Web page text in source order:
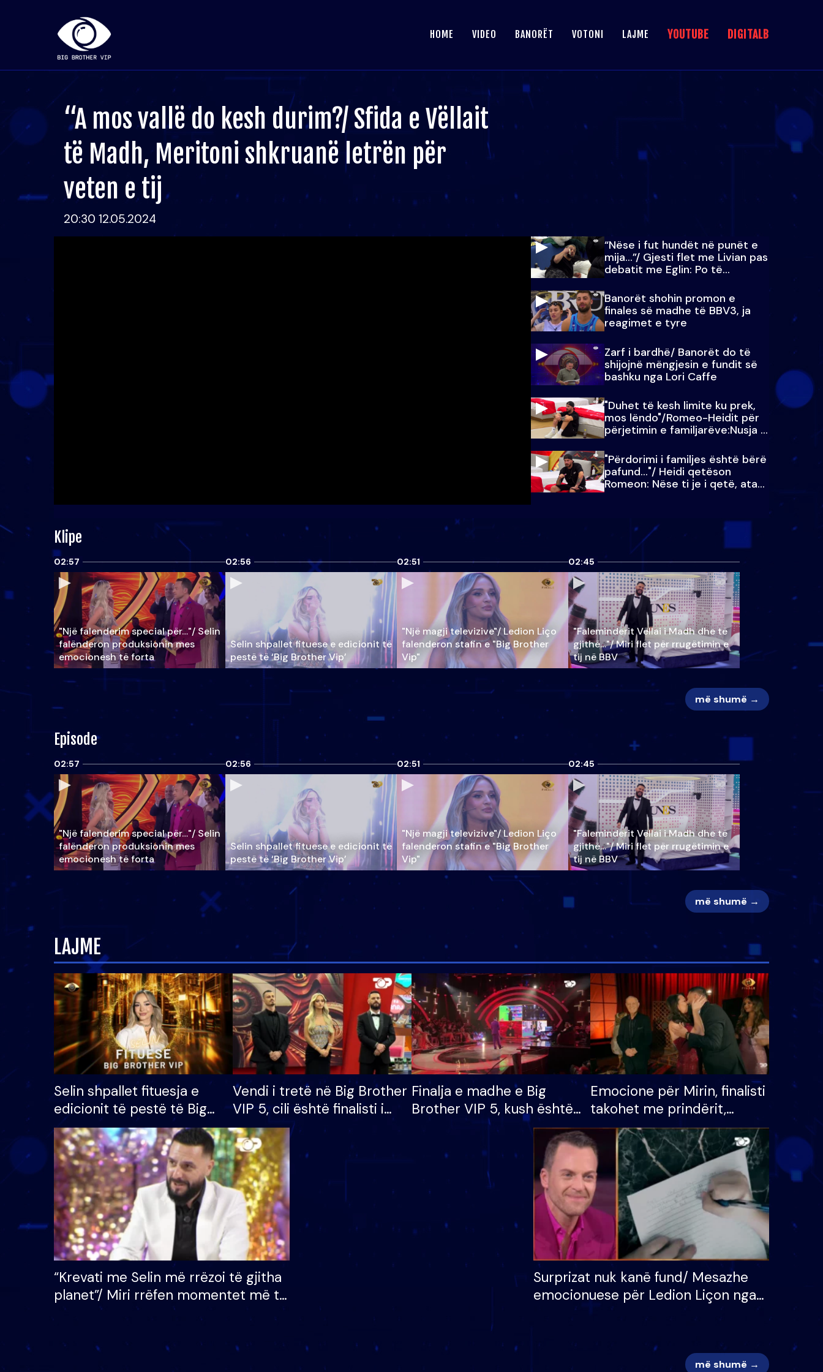
HOME VIDEO BANORËT VOTONI LAJME YOUTUBE DIGITALB
“A mos vallë do kesh durim?/ Sfida e Vëllait
të Madh, Meritoni shkruanë letrën për
veten e tij
20:30 12.05.2024
“Nëse i fut hundët në punët e
mija…”/ Gjesti flet me Livian pas
debatit me Eglin: Po të
paralajmëroj
Banorët shohin promon e
finales së madhe të BBV3, ja
reagimet e tyre
Zarf i bardhë/ Banorët do të
shijojnë mëngjesin e fundit së
bashku nga Lori Caffe
"Duhet të kesh limite ku prek,
mos lëndo"/Romeo-Heidit për
përjetimin e familjarëve:Nusja e
Julit…
"Përdorimi i familjes është bërë
pafund…"/ Heidi qetëson
Romeon: Nëse ti je i qetë, ata
qetësohen
Klipe
02:57
"Një falenderim special për…"/ Selin
falënderon produksionin mes
emocionesh të forta
02:56
Selin shpallet fituese e edicionit të
pestë të ‘Big Brother Vip’
02:51
"Një magji televizive"/ Ledion Liço
falenderon stafin e "Big Brother
Vip"
02:45
"Faleminderit Vëllai i Madh dhe të
gjithë…"/ Miri flet për rrugëtimin e
tij në BBV
më shumë →
Episode
02:57
"Një falenderim special për…"/ Selin
falënderon produksionin mes
emocionesh të forta
02:56
Selin shpallet fituese e edicionit të
pestë të ‘Big Brother Vip’
02:51
"Një magji televizive"/ Ledion Liço
falenderon stafin e "Big Brother
Vip"
02:45
"Faleminderit Vëllai i Madh dhe të
gjithë…"/ Miri flet për rrugëtimin e
tij në BBV
më shumë →
LAJME
Selin shpallet fituesja e
edicionit të pestë të Big
Brother VIP, rrëmben
çmimin e madh prej 100
mijë eurosh
Vendi i tretë në Big Brother
VIP 5, cili është finalisti i
radhës që lë shtëpinë
Finalja e madhe e Big
Brother VIP 5, kush është
banori i parë që lë shtëpinë
dhe humb mundësinë për
të fituar çmimin e madh
Emocione për Mirin, finalisti
takohet me prindërit,
vajzën dhe bashkëshorten:
S’kemi ndonjë letër divorci
apo jo?
“Krevati me Selin më rrëzoi të gjitha
planet”/ Miri rrëfen momentet më të
bukura në shtëpinë e BB VIP: Do më
Surprizat nuk kanë fund/ Mesazhe
emocionuese për Ledion Liçon nga
nëna dhe fëmijët e tij, moderatori
më shumë →